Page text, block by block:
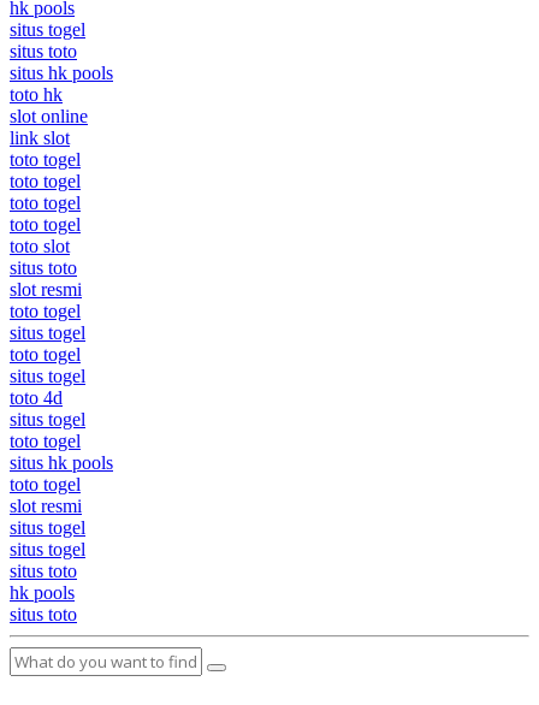
hk pools
situs togel
situs toto
situs hk pools
toto hk
slot online
link slot
toto togel
toto togel
toto togel
toto togel
toto slot
situs toto
slot resmi
toto togel
situs togel
toto togel
situs togel
toto 4d
situs togel
toto togel
situs hk pools
toto togel
slot resmi
situs togel
situs togel
situs toto
hk pools
situs toto